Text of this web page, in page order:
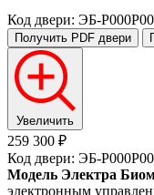
Код двери: ЭБ-
Получить PDF двери
Увеличить
259 300 ₽
Код двери: ЭБ-
Модель Электра
электронным